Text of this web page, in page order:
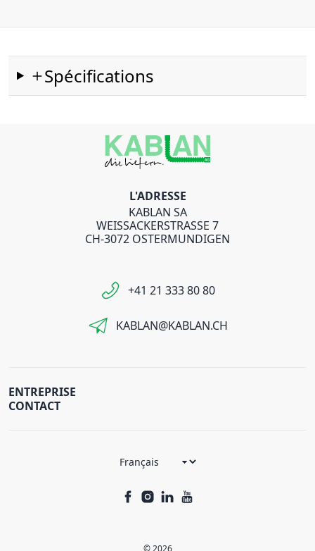
Spécifications
L'ADRESSE
KABLAN SA
WEISSACKERSTRASSE 7
CH-3072 OSTERMUNDIGEN
+41 21 333 80 80
KABLAN@KABLAN.CH
ENTREPRISE
CONTACT
© 2026